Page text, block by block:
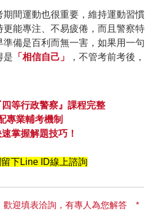
期間運動也很重要，維持運動習慣
能專注、不易疲倦，而且警察特
備是百利而無一害，如果用一句
是 「相信自己」
，不管考前考後，
等行政警察』課程完整
專業輔考機制
掌握解題技巧！
下Line ID線上諮詢
歡迎填表洽詢，有專人為您解答 *